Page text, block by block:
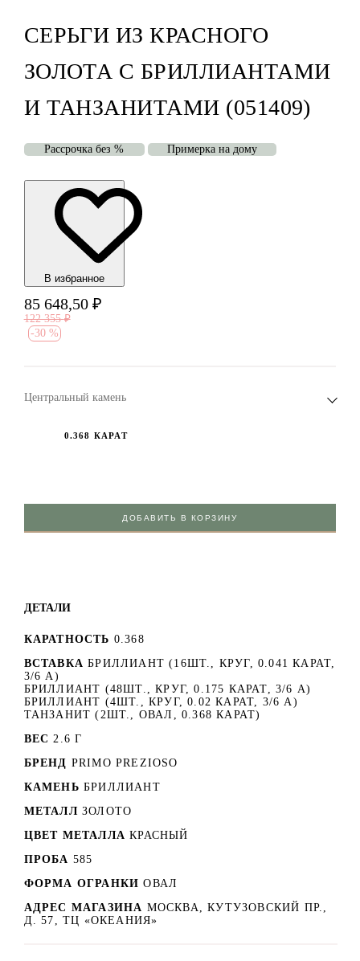
СЕРЬГИ ИЗ КРАСНОГО
ЗОЛОТА С БРИЛЛИАНТАМИ
И ТАНЗАНИТАМИ (051409)
Рассрочка без % Примерка на дому
В избранноe
85 648,50 ₽
122 355 ₽
-30 %
Центральный камень
0.368 КАРАТ
ДОБАВИТЬ В КОРЗИНУ
ДЕТАЛИ
КАРАТНОСТЬ 0.368
ВСТАВКА БРИЛЛИАНТ (16ШТ., КРУГ, 0.041 КАРАТ,
3/6 А)
БРИЛЛИАНТ (48ШТ., КРУГ, 0.175 КАРАТ, 3/6 А)
БРИЛЛИАНТ (4ШТ., КРУГ, 0.02 КАРАТ, 3/6 А)
ТАНЗАНИТ (2ШТ., ОВАЛ, 0.368 КАРАТ)
ВЕС 2.6 Г
БРЕНД PRIMO PREZIOSO
КАМЕНЬ БРИЛЛИАНТ
МЕТАЛЛ ЗОЛОТО
ЦВЕТ МЕТАЛЛА КРАСНЫЙ
ПРОБА 585
ФОРМА ОГРАНКИ ОВАЛ
АДРЕС МАГАЗИНА МОСКВА, КУТУЗОВСКИЙ ПР.,
Д. 57, ТЦ «ОКЕАНИЯ»